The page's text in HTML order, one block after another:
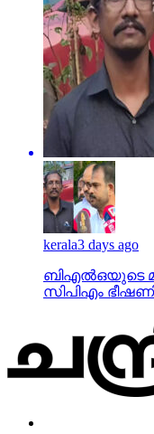
kerala3 days ago
ബിഎല്‍ഒയുടെ
സിപിഎം